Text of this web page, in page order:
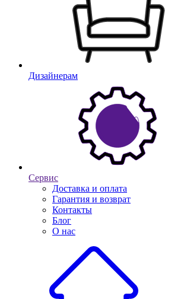
Дизайнерам
Сервис
Доставка и оплата
Гарантия и возврат
Контакты
Блог
О нас